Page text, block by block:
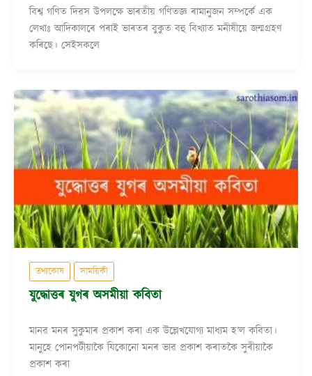
বিশ্ব গণিত দিৱস উপলক্ষে ভাৰতীয় গণিতজ্ঞ ৰামানুজন সম্পৰ্কে এক
লেখাঃ আদিকালৰে পৰাই ভাৰতৰ বুকুত বহু বিখ্যাত মনীষীয়ে জন্মগ্ৰহণ
কৰিছে। সেইসকলে
তথ্যকোষ সাময়িকী
যুদ্ধোত্তৰ যুগৰ অসমীয়া কবিতা
মানৱ মনৰ সুকুমাৰ প্ৰকাশ কৰা এক উল্লেখযোগ্য মাধ্যম হ’ল কবিতা।
মানুহে পোনপটীয়াকৈ যিকোনো মনৰ ভাৱ প্ৰকাশ কৰাতকৈ সুৰীয়াকৈ
প্ৰকাশ কৰা